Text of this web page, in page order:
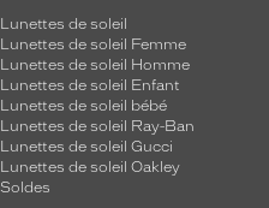
Lunettes de soleil
Lunettes de soleil Femme
Lunettes de soleil Homme
Lunettes de soleil Enfant
Lunettes de soleil bébé
Lunettes de soleil Ray-Ban
Lunettes de soleil Gucci
Lunettes de soleil Oakley
Soldes